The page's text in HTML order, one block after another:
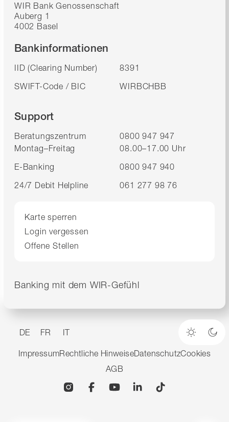
WIR Bank Genossenschaft
Auberg 1
4002 Basel
Bankinformationen
IID (Clearing Number)
8391
SWIFT-Code / BIC
WIRBCHBB
Support
Beratungszentrum
0800 947 947
Montag–Freitag
08.00–17.00 Uhr
E-Banking
0800 947 940
24/7 Debit Helpline
061 277 98 76
Karte sperren
Login vergessen
Offene Stellen
Banking mit dem WIR-Gefühl
DE FR IT
Heller
ImpressumRechtliche HinweiseDatenschutzCookies
AGB
InstagramFacebookYouTubeLinkedin